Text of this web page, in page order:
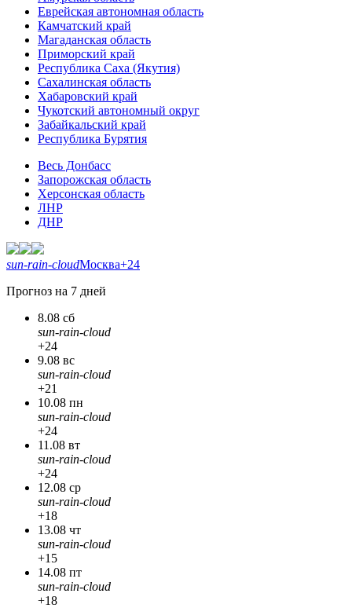
Еврейская автономная область
Камчатский край
Магаданская область
Приморский край
Республика Саха (Якутия)
Сахалинская область
Хабаровский край
Чукотский автономный округ
Забайкальский край
Республика Бурятия
Весь Донбасс
Запорожская область
Херсонская область
ЛНР
ДНР
sun-rain-cloudМосква+24
Прогноз на 7 дней
8.08 сб
sun-rain-cloud
+24
9.08 вс
sun-rain-cloud
+21
10.08 пн
sun-rain-cloud
+24
11.08 вт
sun-rain-cloud
+24
12.08 ср
sun-rain-cloud
+18
13.08 чт
sun-rain-cloud
+15
14.08 пт
sun-rain-cloud
+18